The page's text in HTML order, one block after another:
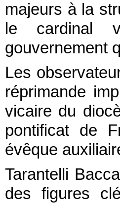
majeurs à la
le cardinal
gouvernement
Les
réprimande
vicaire du
pontificat de
évêque
Tarantelli
des figures